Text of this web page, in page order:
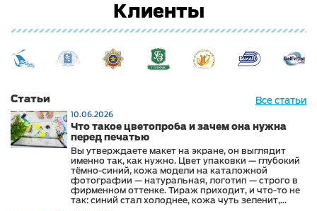
Клиенты
Статьи Все статьи
10.06.2026
Что такое цветопроба и зачем она нужна
перед печатью
Вы утверждаете макет на экране, он выглядит
именно так, как нужно. Цвет упаковки — глубокий
тёмно-синий, кожа модели на каталожной
фотографии — натуральная, логотип — строго в
фирменном оттенке. Тираж приходит, и что-то не
так: синий стал холоднее, кожа чуть зеленит,